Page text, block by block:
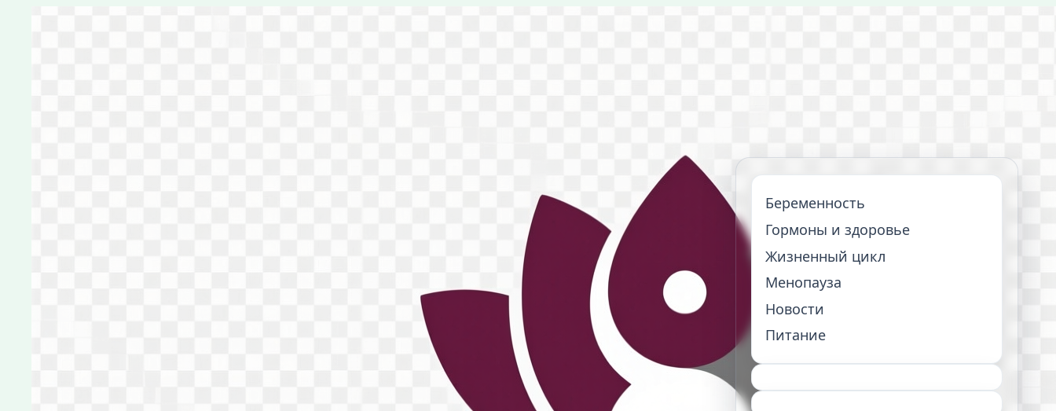
Беременность
Гормоны и здоровье
Жизненный цикл
Менопауза
Новости
Питание